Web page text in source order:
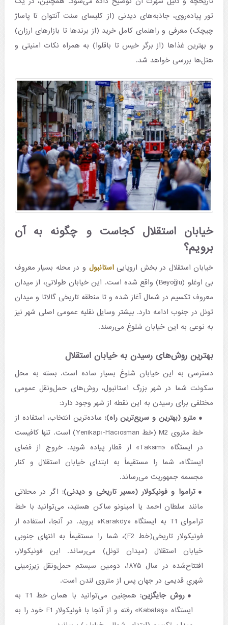
تور پیاده‌روی، جاذبه‌های دیدنی (از کلیسای سنت آنتوان تا پاساژ
چیچک) معرفی و راهنمای کامل خرید (از برندها تا بازارهای ارزان)
و بهترین غذاها (از برگر خیس تا باقلوا) به همراه نکات امنیتی و
هتل‌ها بررسی خواهد شد.
خیابان استقلال کجاست و چگونه به آن
برویم؟
خیابان استقلال در بخش اروپاییاستانبول و در محله بسیار معروف
بی اوغلو (Beyoğlu) واقع شده است. این خیابان طولانی، از میدان
معروف تکسیم در شمال آغاز شده و تا منطقه تاریخی گالاتا و میدان
تونل در جنوب ادامه دارد. بیشتر وسایل نقلیه عمومی اصلی شهر نیز
به نوعی به این خیابان شلوغ می‌رسند.
بهترین روش‌های رسیدن به خیابان استقلال
دسترسی به این خیابان شلوغ بسیار ساده است. بسته به محل
سکونت شما در شهر بزرگ استانبول، روش‌های حمل‌ونقل عمومی
مختلفی برای رسیدن به این نقطه از شهر وجود دارد:
مترو (بهترین و سریع‌ترین راه): ساده‌ترین انتخاب، استفاده از
خط متروی M2 (خط Yenikapı-Hacıosman) است. تنها کافیست
در ایستگاه «Taksim» از قطار پیاده شوید. خروج از فضای
ایستگاه، شما را مستقیماً به ابتدای خیابان استقلال و کنار
مجسمه جمهوریت می‌رساند.
تراموا و فونیکولار (مسیر تاریخی و دیدنی): اگر در محلاتی
مانند سلطان احمد یا امینونو ساکن هستید، می‌توانید با خط
تراموای T1 به ایستگاه «Karaköy» بروید. در آنجا، استفاده از
فونیکولار تاریخی(خط F2)، شما را مستقیماً به انتهای جنوبی
خیابان استقلال (میدان تونل) می‌رساند. این فونیکولار،
افتتاح‌شده در سال ۱۸۷۵، دومین سیستم حمل‌ونقل زیرزمینی
شهریِ قدیمی در جهان پس از متروی لندن است.
روش جایگزین:
همچنین می‌توانید با همان خط T1 به
ایستگاه «Kabataş» رفته و از آنجا با فونیکولار F1 خود را به